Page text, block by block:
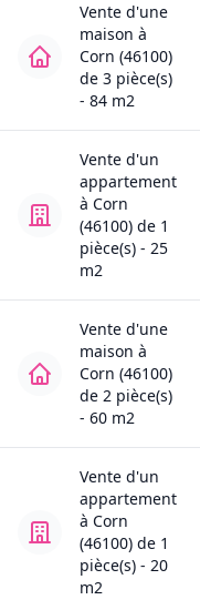
Vente d'une
maison à
Corn (46100)
de 3 pièce(s)
- 84 m2
Vente d'un
appartement
à Corn
(46100) de 1
pièce(s) - 25
m2
Vente d'une
maison à
Corn (46100)
de 2 pièce(s)
- 60 m2
Vente d'un
appartement
à Corn
(46100) de 1
pièce(s) - 20
m2